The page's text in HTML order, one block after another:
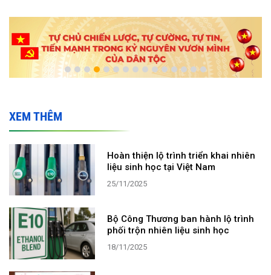
XEM THÊM
Hoàn thiện lộ trình triển khai nhiên
liệu sinh học tại Việt Nam
25/11/2025
Bộ Công Thương ban hành lộ trình
phối trộn nhiên liệu sinh học
18/11/2025